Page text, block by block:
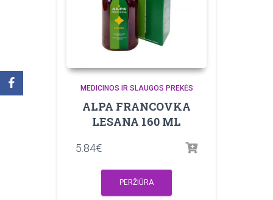
MEDICINOS IR SLAUGOS PREKĖS
ALPA FRANCOVKA
LESANA 160 ML
5.84€
PERŽIŪRA